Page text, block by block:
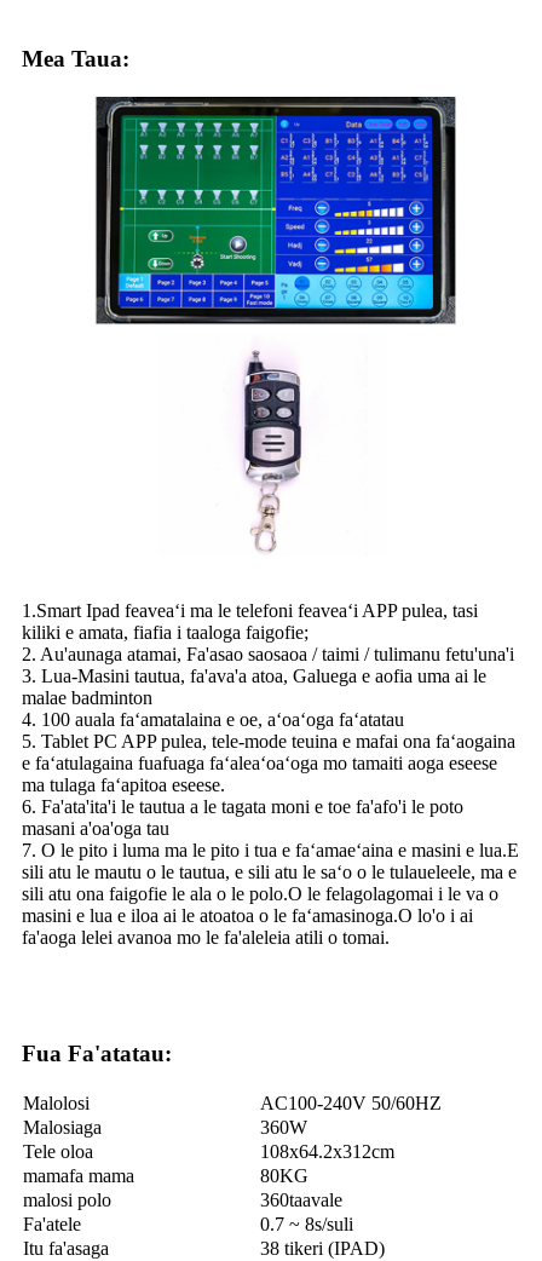
Mea Taua:
1.Smart Ipad feaveaʻi ma le telefoni feaveaʻi APP pulea, tasi
kiliki e amata, fiafia i taaloga faigofie;
2. Au'aunaga atamai, Fa'asao saosaoa / taimi / tulimanu fetu'una'i
3. Lua-Masini tautua, fa'ava'a atoa, Galuega e aofia uma ai le
malae badminton
4. 100 auala faʻamatalaina e oe, aʻoaʻoga faʻatatau
5. Tablet PC APP pulea, tele-mode teuina e mafai ona faʻaogaina
e faʻatulagaina fuafuaga faʻaleaʻoaʻoga mo tamaiti aoga eseese
ma tulaga faʻapitoa eseese.
6. Fa'ata'ita'i le tautua a le tagata moni e toe fa'afo'i le poto
masani a'oa'oga tau
7. O le pito i luma ma le pito i tua e faʻamaeʻaina e masini e lua.E
sili atu le mautu o le tautua, e sili atu le saʻo o le tulaueleele, ma e
sili atu ona faigofie le ala o le polo.O le felagolagomai i le va o
masini e lua e iloa ai le atoatoa o le faʻamasinoga.O lo'o i ai
fa'aoga lelei avanoa mo le fa'aleleia atili o tomai.
Fua Fa'atatau:
Malolosi
AC100-240V 50/60HZ
Malosiaga
360W
Tele oloa
108x64.2x312cm
mamafa mama
80KG
malosi polo
360taavale
Fa'atele
0.7 ~ 8s/suli
Itu fa'asaga
38 tikeri (IPAD)